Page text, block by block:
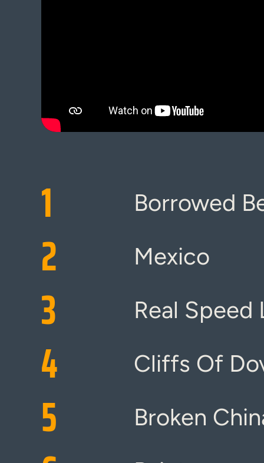
1 Borrowed
2 Mexico
3 Real Speed
4 Cliffs Of
5 Broken